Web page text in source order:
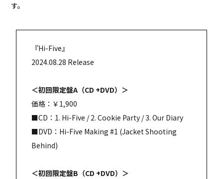
す。
『Hi-Five』
2024.08.28 Release
＜初回限定盤A（CD +DVD）＞
価格：￥1,900
■CD：1. Hi-Five / 2. Cookie Party / 3. Our Diary
■DVD：Hi-Five Making #1 (Jacket Shooting
Behind)
＜初回限定盤B（CD +DVD）＞